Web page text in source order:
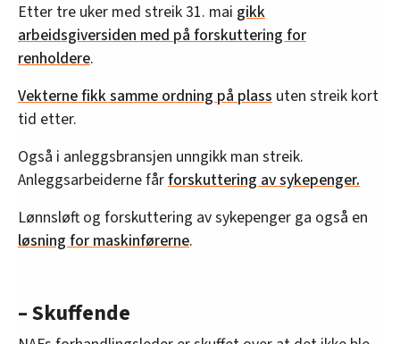
Etter tre uker med streik 31. mai gikk
arbeidsgiversiden med på forskuttering for
renholdere.
Vekterne fikk samme ordning på plass uten streik kort
tid etter.
Også i anleggsbransjen unngikk man streik.
Anleggsarbeiderne fårforskuttering av sykepenger.
Lønnsløft og forskuttering av sykepenger ga også en
løsning for maskinførerne.
– Skuffende